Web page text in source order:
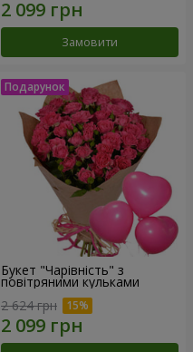
Замовити
Букет "Чарівність" з
повітряними кульками
2 624 грн